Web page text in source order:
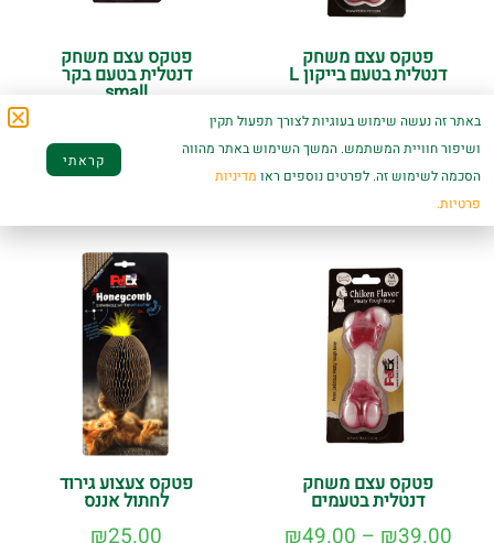
פטקס עצם משחק
דנטלית בטעם בייקון L
₪49.00
הוספה לסל
פטקס עצם משחק
דנטלית בטעם בקר
small
הוספה לסל
פטקס עצם משחק
דנטלית בטעמים
₪39.00
–
₪49.00
פטקס צעצוע גירוד
לחתול אננס
₪25.00
באתר זה נעשה שימוש בעוגיות לצורך תפעול תקין
ושיפור חוויית המשתמש. המשך השימוש באתר מהווה
הסכמה לשימוש זה. לפרטים נוספים ראו מדיניות
פרטיות.
קראתי